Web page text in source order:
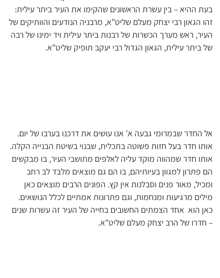
בעת ההיא – בין עשרת הראשונים שהקימו את העיר ביתר עילית:
זהו הגאון רבי יצחק מעלם שליט”א, מרבניה הנודעים והוותיקים של
העיר, ראש מערך הכשרות של רבנות ביתר עילית ויד ימינו של רבה
של ביתר עילית, הגאון הגדול רבי יעקב תופיק שליט”א.
אל החדר שבמרומי גבעה א’ אנו עושים את דרכנו בערבו של יום.
אותו חדר בעל חזות פשוטה בתכלית, שבנוי בשיטת הבנייה הקלה.
אותו חדר שמהווה מוקד עליה לאלפים מתושבי העיר, בו מבקשים
הם פתרון למגוון בעיותיהם, בו הם גם מוצאים מלבד לב רחב
ומכיל, מאור פנים וסבלנות אין קץ. הפונים הרבים מוצאים כאן
מילים מרגיעות ומנחמות, וגם פתרונות אמתיים לכלל הנושאים.
כאן הוא אחד הצמתים החשובים בחייה של העיר זה עשרות שנים
– חדרו של הרב יצחק מעלם שליט”א.